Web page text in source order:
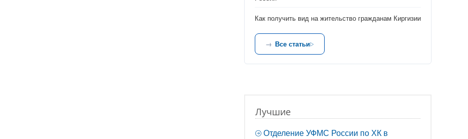
Как получить вид на жительство гражданам Киргизии
Все статьи
Лучшие
Отделение УФМС России по ХК в